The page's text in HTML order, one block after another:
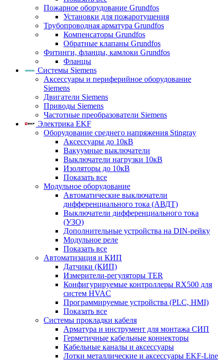
Пожарное оборудование Grundfos
Установки для пожаротушения
Трубопроводная арматура Grundfos
Компенсаторы Grundfos
Обратные клапаны Grundfos
Фитинги, фланцы, камлоки Grundfos
Фланцы
Системы Siemens
Аксессуары и периферийное оборудование
Siemens
Двигатели Siemens
Приводы Siemens
Частотные преобразователи Siemens
Электрика EKF
Оборудование среднего напряжения Stingray
Аксессуары до 10кВ
Вакуумные выключатели
Выключатели нагрузки 10кВ
Изоляторы до 10кВ
Показать все
Модульное оборудование
Автоматические выключатели
дифференциального тока (АВДТ)
Выключатели дифференциального тока
(УЗО)
Дополнительные устройства на DIN-рейку
Модульное реле
Показать все
Автоматизация и КИП
Датчики (КИП)
Измерители-регуляторы TER
Конфигурируемые контроллеры RX500 для
систем HVAC
Программируемые устройства (PLC, HMI)
Показать все
Системы прокладки кабеля
Арматура и инструмент для монтажа СИП
Герметичные кабельные коннекторы
Кабельные каналы и аксессуары
Лотки металлические и аксессуары EKF-Line